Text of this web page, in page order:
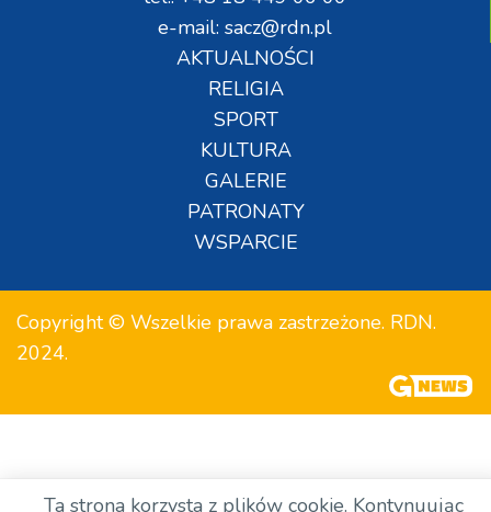
e-mail: sacz@rdn.pl
AKTUALNOŚCI
RELIGIA
SPORT
KULTURA
GALERIE
PATRONATY
WSPARCIE
Copyright © Wszelkie prawa zastrzeżone. RDN.
2024.
Ta strona korzysta z plików cookie. Kontynuując